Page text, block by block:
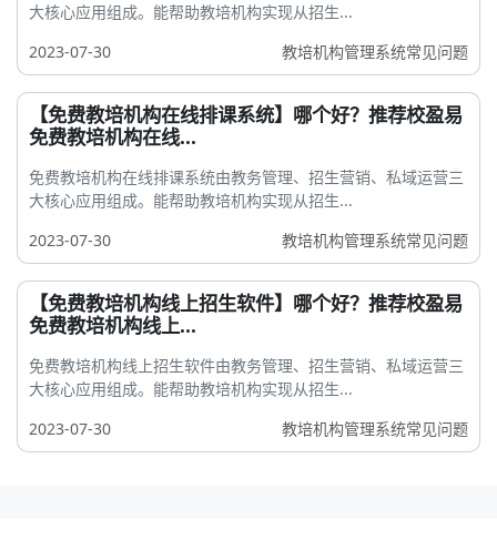
大核心应用组成。能帮助教培机构实现从招生...
2023-07-30
教培机构管理系统常见问题
【免费教培机构在线排课系统】哪个好？推荐校盈易
免费教培机构在线...
免费教培机构在线排课系统由教务管理、招生营销、私域运营三
大核心应用组成。能帮助教培机构实现从招生...
2023-07-30
教培机构管理系统常见问题
【免费教培机构线上招生软件】哪个好？推荐校盈易
免费教培机构线上...
免费教培机构线上招生软件由教务管理、招生营销、私域运营三
大核心应用组成。能帮助教培机构实现从招生...
2023-07-30
教培机构管理系统常见问题